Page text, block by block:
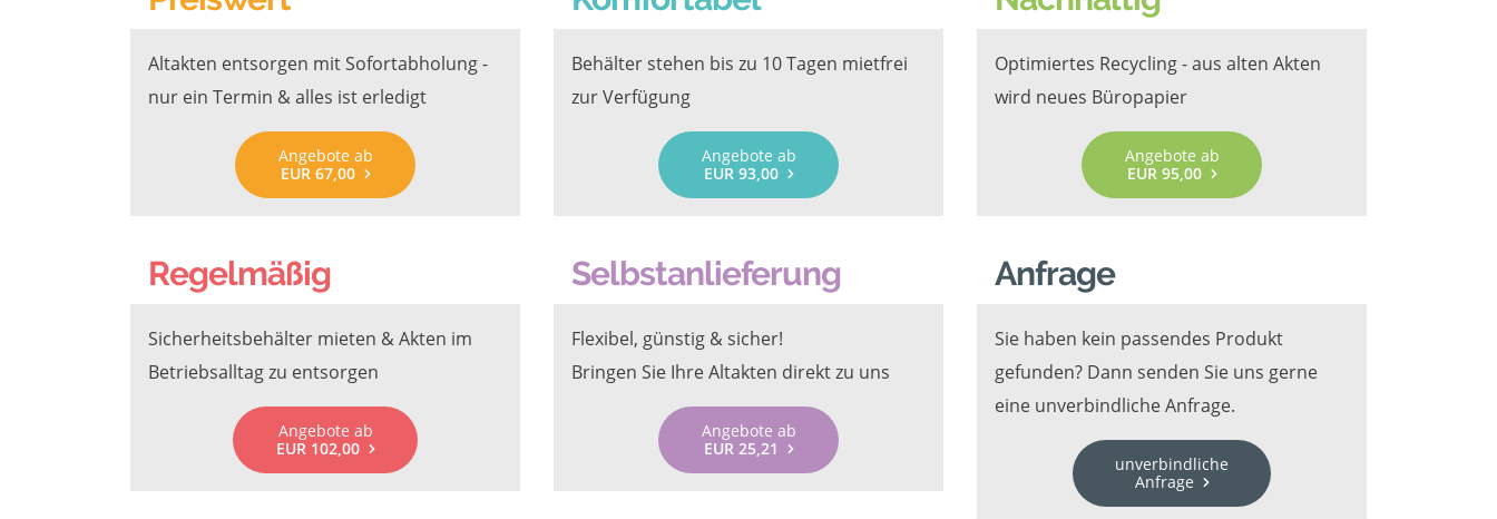
Altakten entsorgen mit Sofortabholung -
nur ein Termin & alles ist erledigt
Angebote ab
EUR 67,00
Behälter stehen bis zu 10 Tagen mietfrei
zur Verfügung
Angebote ab
EUR 93,00
Optimiertes Recycling - aus alten Akten
wird neues Büropapier
Angebote ab
EUR 95,00
Regelmäßig
Sicherheitsbehälter mieten & Akten im
Betriebsalltag zu entsorgen
Angebote ab
EUR 102,00
Selbstanlieferung
Flexibel, günstig & sicher!
Bringen Sie Ihre Altakten direkt zu uns
Angebote ab
EUR 25,21
Anfrage
Sie haben kein passendes Produkt
gefunden? Dann senden Sie uns gerne
eine unverbindliche Anfrage.
unverbindliche
Anfrage